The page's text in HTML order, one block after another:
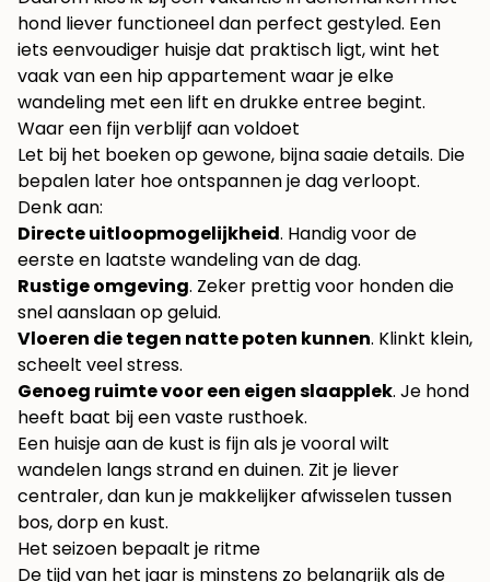
hond liever functioneel dan perfect gestyled. Een
iets eenvoudiger huisje dat praktisch ligt, wint het
vaak van een hip appartement waar je elke
wandeling met een lift en drukke entree begint.
Waar een fijn verblijf aan voldoet
Let bij het boeken op gewone, bijna saaie details. Die
bepalen later hoe ontspannen je dag verloopt.
Denk aan:
Directe uitloopmogelijkheid. Handig voor de
eerste en laatste wandeling van de dag.
Rustige omgeving. Zeker prettig voor honden die
snel aanslaan op geluid.
Vloeren die tegen natte poten kunnen. Klinkt klein,
scheelt veel stress.
Genoeg ruimte voor een eigen slaapplek. Je hond
heeft baat bij een vaste rusthoek.
Een huisje aan de kust is fijn als je vooral wilt
wandelen langs strand en duinen. Zit je liever
centraler, dan kun je makkelijker afwisselen tussen
bos, dorp en kust.
Het seizoen bepaalt je ritme
De tijd van het jaar is minstens zo belangrijk als de